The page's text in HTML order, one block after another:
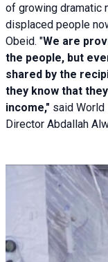
of growing dramatic
displaced people
Obeid. "We are
the people, but
shared by the
they know that
income," said World
Director Abdallah